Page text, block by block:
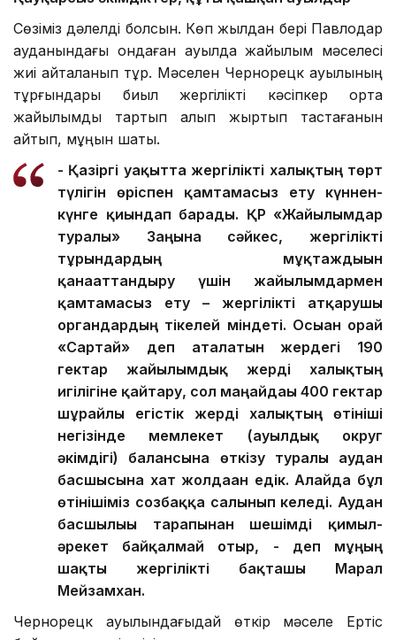
Сөзіміз дәлелді болсын. Көп жылдан бері Павлодар
ауданындағы ондаған ауылда жайылым мәселесі
жиі қайталанып тұр. Мәселен Чернорецк ауылының
тұрғындары биыл жергілікті кәсіпкер ортақ
жайылымды тартып алып жыртып тастағанын
айтып, мұңын шақты.
- Қазіргі уақытта жергілікті халықтың төрт
түлігін өріспен қамтамасыз ету күннен-
күнге қиындап барады. ҚР «Жайылымдар
туралы» Заңына сәйкес, жергілікті
тұрғындардың мұқтаждығын
қанағаттандыру үшін жайылымдармен
қамтамасыз ету – жергілікті атқарушы
органдардың тікелей міндеті. Осыған орай
«Сартай» деп аталатын жердегі 190
гектар жайылымдық жерді халықтың
игілігіне қайтару, сол маңайдағы 400 гектар
шұрайлы егістік жерді халықтың өтініші
негізінде мемлекет (ауылдық округ
әкімдігі) балансына өткізу туралы аудан
басшысына хат жолдаған едік. Алайда бұл
өтінішіміз созбаққа салынып келеді. Аудан
басшылығы тарапынан шешімді қимыл-
әрекет байқалмай отыр, - деп мұңың
шақты жергілікті бақташы Марал
Мейзамхан.
Чернорецк ауылындағыдай өткір мәселе Ертіс